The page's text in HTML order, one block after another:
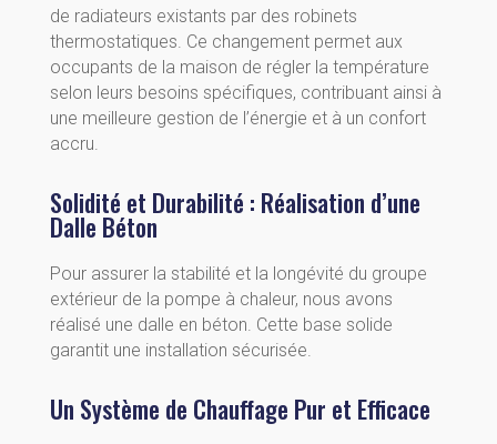
de radiateurs existants par des robinets
thermostatiques. Ce changement permet aux
occupants de la maison de régler la température
selon leurs besoins spécifiques, contribuant ainsi à
une meilleure gestion de l’énergie et à un confort
accru.
Solidité et Durabilité : Réalisation d’une
Dalle Béton
Pour assurer la stabilité et la longévité du groupe
extérieur de la pompe à chaleur, nous avons
réalisé une dalle en béton. Cette base solide
garantit une installation sécurisée.
Un Système de Chauffage Pur et Efficace